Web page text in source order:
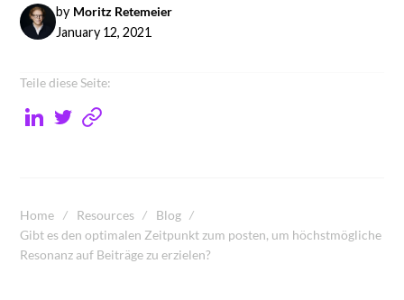
by Moritz Retemeier
January 12, 2021
Home Resources
Blog
Gibt es den optimalen Zeitpunkt zum posten, um höchstmögliche
Resonanz auf Beiträge zu erzielen?
Teile diese Seite: